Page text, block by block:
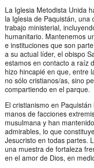
La Iglesia Metodista Unida
la Iglesia de Paquistán,
trabajo ministerial,
humanitario. Mantenemos
e instituciones que son
a su actual líder, el obispo
estamos en contacto a raíz
hizo hincapié en que, entre
no sólo cristianos/as, sino
compartiendo en el parque.
El cristianismo en
manos de facciones
musulmana y han
admirables, lo que
Jesucristo en todas partes.
una muestra de fortaleza
en el amor de Dios, en